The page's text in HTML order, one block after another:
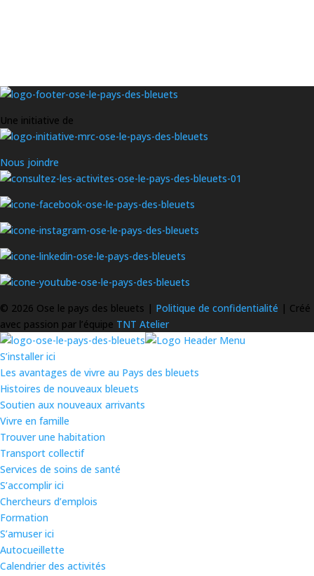
Une initiative de
Nous joindre
© 2026 Ose le pays des bleuets | Politique de confidentialité | Créé
avec passion par l’équipe TNT Atelier
S’installer ici
Les avantages de vivre au Pays des bleuets
Histoires de nouveaux bleuets
Soutien aux nouveaux arrivants
Vivre en famille
Trouver une habitation
Transport collectif
Services de soins de santé
S’accomplir ici
Chercheurs d’emplois
Formation
S’amuser ici
Autocueillette
Calendrier des activités